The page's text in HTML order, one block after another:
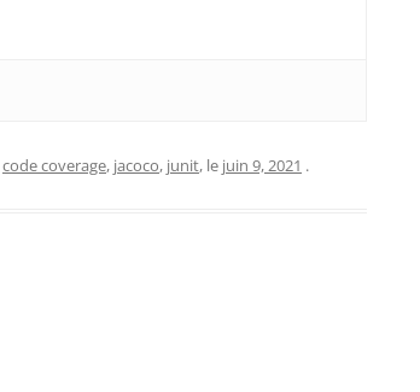
code coverage, jacoco, junit, le juin 9, 2021 .